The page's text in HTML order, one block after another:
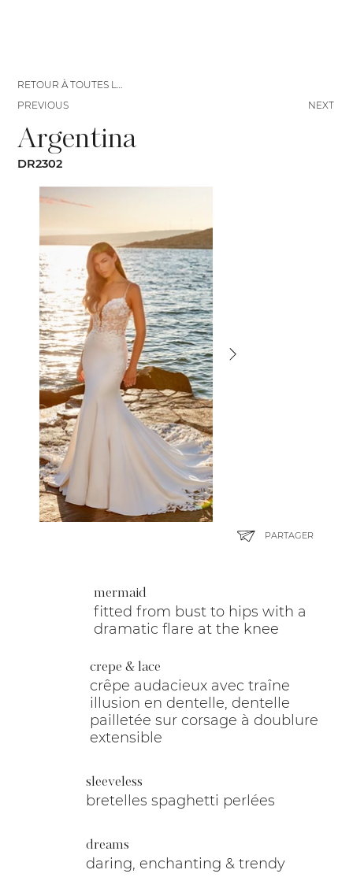
mermaid
fitted from bust to hips with a
dramatic flare at the knee
crepe & lace
crêpe audacieux avec traîne
illusion en dentelle, dentelle
pailletée sur corsage à doublure
extensible
sleeveless
bretelles spaghetti perlées
dreams
daring, enchanting & trendy
Argentina
DR2302
PARTAGER
NEXT
RETOUR À TOUTES LES ROBES
PREVIOUS